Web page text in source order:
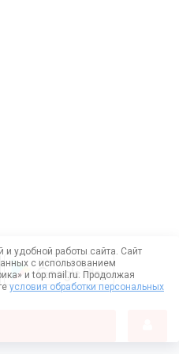
удобной работы сайта. Сайт
с использованием
и top.mail.ru. Продолжая
условия обработки персональных